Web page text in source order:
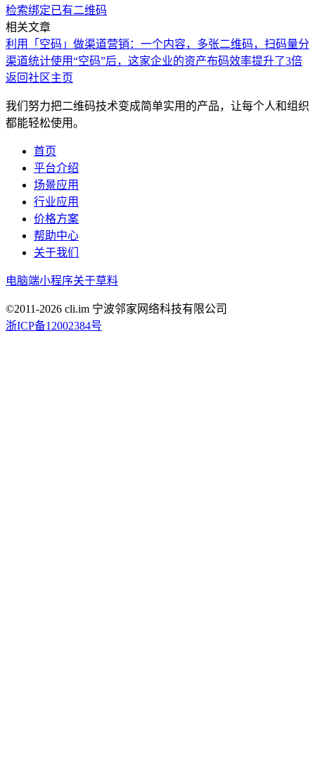
检索绑定已有二维码
相关文章
利用「空码」做渠道营销：一个内容，多张二维码，扫码量分
渠道统计使用“空码”后，这家企业的资产布码效率提升了3倍
返回社区主页
我们努力把二维码技术变成简单实用的产品，让每个人和组织
都能轻松使用。
首页
平台介绍
场景应用
行业应用
价格方案
帮助中心
关于我们
电脑端小程序关于草料
©2011-2026 cli.im 宁波邻家网络科技有限公司
浙ICP备12002384号